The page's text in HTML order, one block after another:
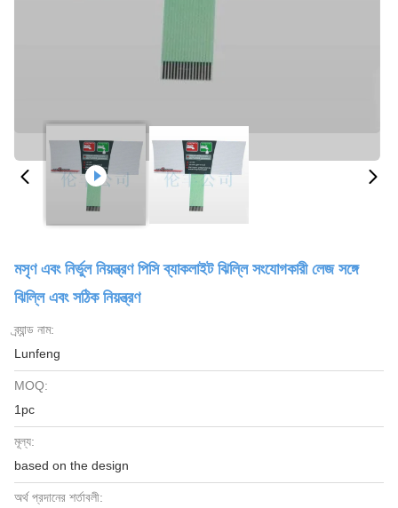
মসৃণ এবং নির্ভুল নিয়ন্ত্রণ পিসি ব্যাকলাইট ঝিল্লি সংযোগকারী লেজ সঙ্গে
ঝিল্লি এবং সঠিক নিয়ন্ত্রণ
ব্র্যান্ড নাম:
Lunfeng
MOQ:
1pc
মূল্য:
based on the design
অর্থ প্রদানের শর্তাবলী: